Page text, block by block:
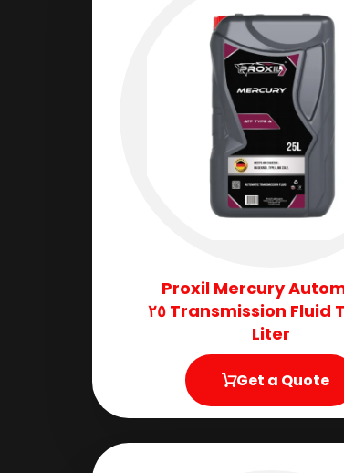
Proxil Mercury
Transmission Fluid​ Type A ٢٥
Liter
Get a Quote